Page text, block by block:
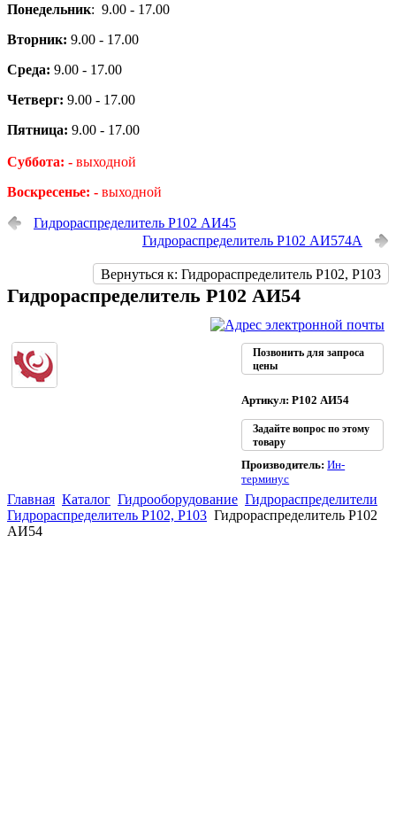
Понедельник: 9.00 - 17.00
Вторник: 9.00 - 17.00
Среда: 9.00 - 17.00
Четверг: 9.00 - 17.00
Пятница: 9.00 - 17.00
Суббота: - выходной
Воскресенье: - выходной
Гидрораспределитель Р102 АИ45
Гидрораспределитель Р102 АИ574А
Вернуться к: Гидрораспределитель Р102, Р103
Гидрораспределитель Р102 АИ54
Позвонить для запроса
цены
Артикул: Р102 АИ54
Задайте вопрос по этому
товару
Производитель:Ин-
терминус
Главная Каталог Гидрооборудование Гидрораспределители
Гидрораспределитель Р102, Р103 Гидрораспределитель Р102
АИ54